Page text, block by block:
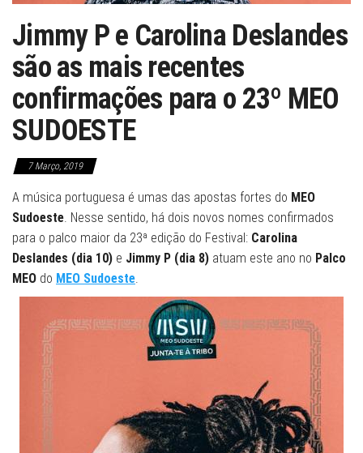
Jimmy P e Carolina Deslandes
são as mais recentes
confirmações para o 23º MEO
SUDOESTE
7 Março, 2019
A música portuguesa é umas das apostas fortes do MEO
Sudoeste. Nesse sentido, há dois novos nomes confirmados
para o palco maior da 23ª edição do Festival: Carolina
Deslandes (dia 10) e Jimmy P (dia 8) atuam este ano no Palco
MEO do MEO Sudoeste.